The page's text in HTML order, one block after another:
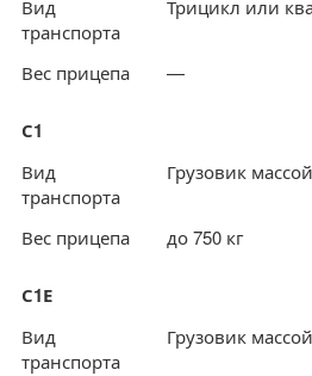
Вид
транспорта
Трицикл или
Вес прицепа —
С1
Вид
транспорта
Грузовик
Вес прицепа до 750 кг
С1Е
Вид
транспорта
Грузовик